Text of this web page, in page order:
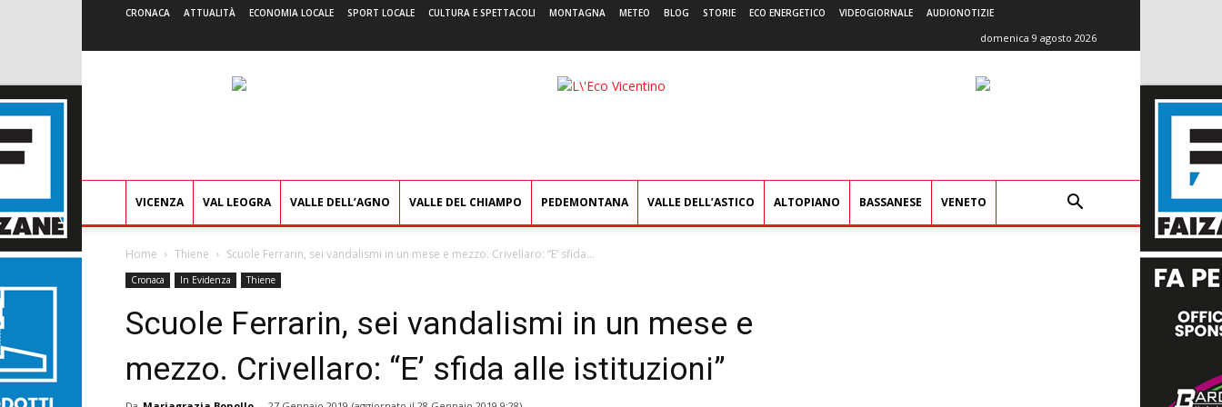
CRONACA ATTUALITÀ ECONOMIA LOCALE SPORT LOCALE CULTURA E SPETTACOLI MONTAGNA METEO BLOG STORIE ECO ENERGETICO VIDEOGIORNALE AUDIONOTIZIE
domenica 9 agosto 2026
L'Eco
VICENZA VAL LEOGRA VALLE DELL’AGNO VALLE DEL CHIAMPO PEDEMONTANA VALLE DELL’ASTICO ALTOPIANO BASSANESE VENETO
Home Thiene Scuole Ferrarin, sei vandalismi in un mese e mezzo. Crivellaro: “E’ sfida...
Cronaca In Evidenza Thiene
Scuole Ferrarin, sei vandalismi in un mese e
mezzo. Crivellaro: “E’ sfida alle istituzioni”